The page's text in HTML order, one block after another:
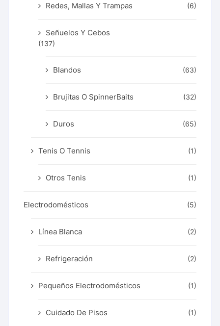
Redes, Mallas Y Trampas (6)
Señuelos Y Cebos
(137)
Blandos (63)
Brujitas O SpinnerBaits (32)
Duros (65)
Tenis O Tennis (1)
Otros Tenis (1)
Electrodomésticos (5)
Línea Blanca (2)
Refrigeración (2)
Pequeños Electrodomésticos (1)
Cuidado De Pisos (1)